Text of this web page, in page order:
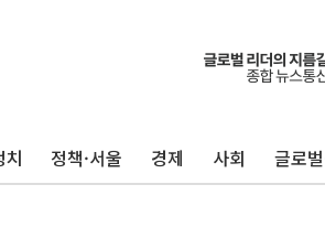
치 정책·서울 경제 사회 글로